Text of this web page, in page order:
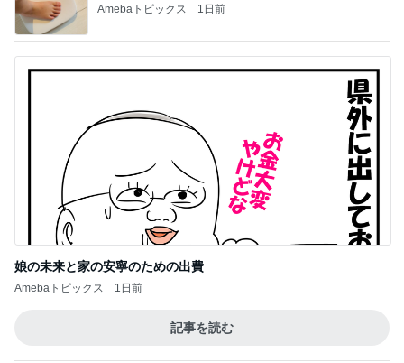
Amebaトピックス 1日前
娘の未来と家の安寧のための出費
Amebaトピックス 1日前
記事を読む